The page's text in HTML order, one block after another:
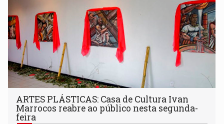
ARTES PLÁSTICAS: Casa de Cultura Ivan
Marrocos reabre ao público nesta segunda-
feira